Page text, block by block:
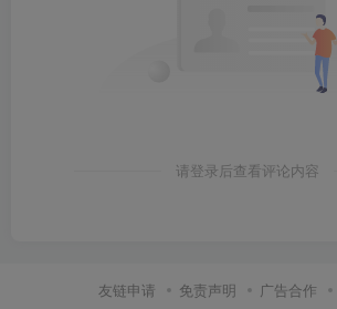
请登录后查看评论内容
友链申请 免责声明 广告合作